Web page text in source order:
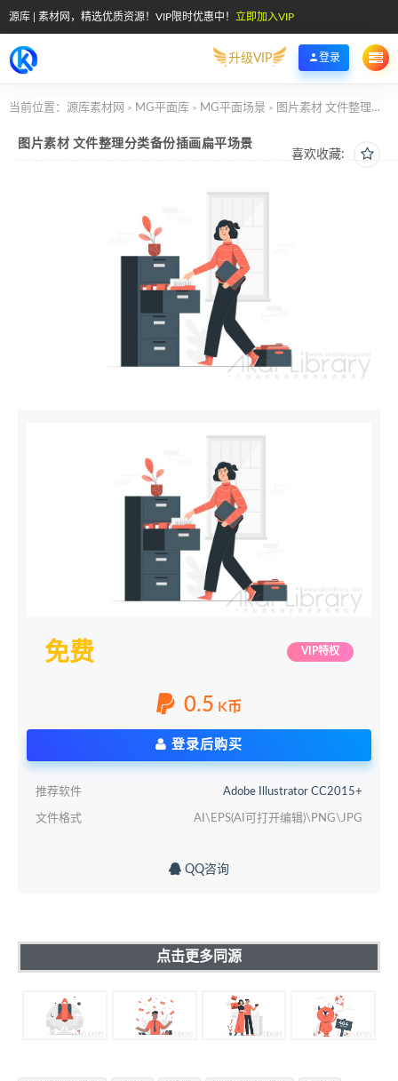
源库 | 素材网，精选优质资源！VIP限时优惠中！ 立即加入VIP
升级VIP 登录
当前位置： 源库素材网 > MG平面库 > MG平面场景 > 图片素材 文件整理分类备份插画扁平场景
喜欢收藏:
图片素材 文件整理分类备份插画扁平场景
免费 VIP特权
0.5 K币
登录后购买
推荐软件 Adobe Illustrator CC2015+
文件格式 AI\EPS(AI可打开编辑)\PNG\JPG
QQ咨询
点击更多同源